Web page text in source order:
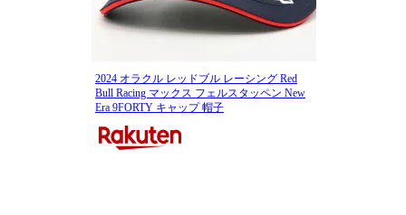
2024 オラクル レッドブル レーシング Red
Bull Racing マックス フェルスタッペン New
Era 9FORTY キャップ 帽子